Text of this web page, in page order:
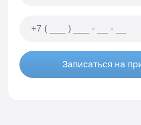
Записаться на